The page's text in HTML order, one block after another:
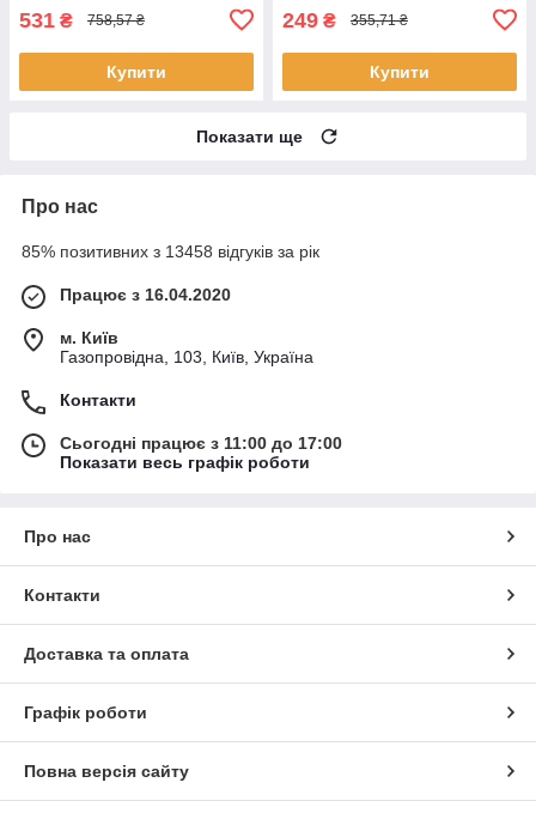
531 ₴ 758,57 ₴
Купити
249 ₴ 355,71 ₴
Купити
Показати ще
Про нас
85% позитивних з 13458 відгуків за рік
Працює з 16.04.2020
м. Київ
Газопровідна, 103, Київ, Україна
Контакти
Сьогодні працює з 11:00 до 17:00
Показати весь графік роботи
Про нас
Контакти
Доставка та оплата
Графік роботи
Повна версія сайту